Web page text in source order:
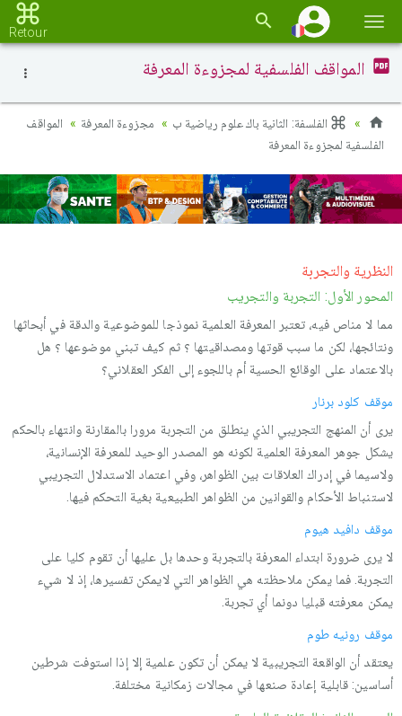
la
Retour
المواقف الفلسفية لمجزوءة المعرفة
الفلسفة: الثانية باك علوم رياضية ب مجزوءة المعرفة
المواقف
الفلسفية لمجزوءة المعرفة
النظریة والتجربة
المحور الأول: التجربة والتجریب
مما لا مناص فیه، تعتبر المعرفة العلمیة نموذجا للموضوعیة والدقة في أبحاثها
ونتائجها، لكن ما سبب قوتها ومصداقیتها ؟ ثم كیف تبني موضوعها ؟ هل
بالاعتماد على الوقائع الحسیة أم باللجوء إلى الفكر العقلاني؟
موقف كلود برنار
یرى أن المنهج التجریبي الذي ینطلق من التجربة مرورا بالمقارنة وانتهاء بالحكم
یشكل جوهر المعرفة العلمیة لكونه هو المصدر الوحید للمعرفة الإنسانیة،
ولاسیما في إدراك العلاقات بین الظواهر، وفي اعتماد الاستدلال التجریبي
لاستنباط الأحكام والقوانین من الظواهر الطبیعیة بغیة التحكم فیها.
موقف دافید هیوم
لا یرى ضرورة ابتداء المعرفة بالتجربة وحدها بل علیها أن تقوم كلیا على
التجربة. فما یمكن ملاحظته هي الظواهر التي لایمكن تفسیرها، إذ لا شيء
یمكن معرفته قبلیا دونما أي تجربة.
موقف رونیه طوم
یعتقد أن الواقعة التجریبیة لا یمكن أن تكون علمیة إلا إذا استوفت شرطین
أساسین: قابلیة إعادة صنعها في مجالات زمكانیة مختلفة.